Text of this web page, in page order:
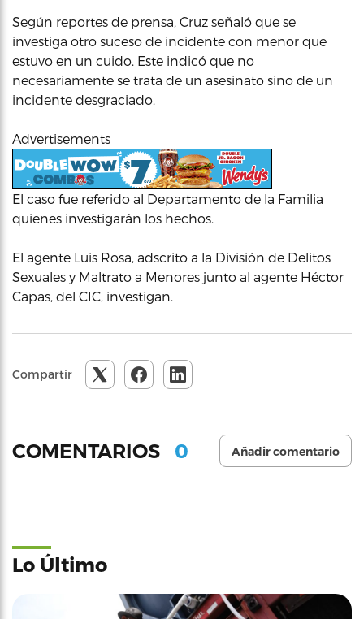
Según reportes de prensa, Cruz señaló que se
investiga otro suceso de incidente con menor que
estuvo en un cuido. Este indicó que no
necesariamente se trata de un asesinato sino de un
incidente desgraciado.
Advertisements
El caso fue referido al Departamento de la Familia
quienes investigarán los hechos.
El agente Luis Rosa, adscrito a la División de Delitos
Sexuales y Maltrato a Menores junto al agente Héctor
Capas, del CIC, investigan.
Compartir
COMENTARIOS 0 Añadir comentario
Lo Último